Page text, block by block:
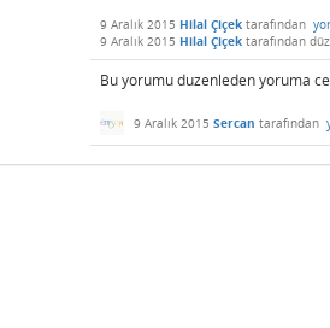
9 Aralık 2015 Hilal Çiçek tarafından
9 Aralık 2015 Hilal Çiçek tarafından
Bu yorumu duzenleden yoruma
9 Aralık 2015 Sercan tarafından